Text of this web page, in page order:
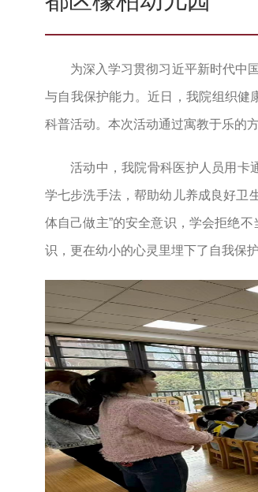
为深入学习贯彻习近平新时代中
与自我保护能力。近日，我院组织健
科普活动。本次活动通过寓教于乐的
活动中，我院骨科医护人员用卡
学七步洗手法，帮助幼儿养成良好卫
体自己做主”的安全意识，学会拒绝
识，更在幼小的心灵里埋下了自我保护